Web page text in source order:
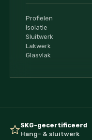
Profielen
Isolatie
Sluitwerk
Lakwerk
Glasvlak
SKG-gecertificeerd
Hang- & sluitwerk